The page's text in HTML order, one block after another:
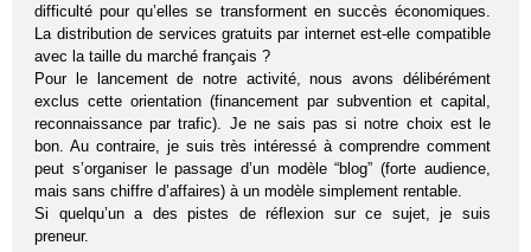
difficulté pour qu’elles se transforment en succès économiques.
La distribution de services gratuits par internet est-elle compatible
avec la taille du marché français ?
Pour le lancement de notre activité, nous avons délibérément
exclus cette orientation (financement par subvention et capital,
reconnaissance par trafic). Je ne sais pas si notre choix est le
bon. Au contraire, je suis très intéressé à comprendre comment
peut s’organiser le passage d’un modèle “blog” (forte audience,
mais sans chiffre d’affaires) à un modèle simplement rentable.
Si quelqu’un a des pistes de réflexion sur ce sujet, je suis
preneur.